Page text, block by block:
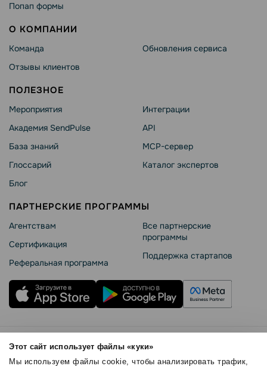
Этот сайт использует файлы «куки»
Мы используем файлы cookie, чтобы анализировать трафик,
Попап формы
О КОМПАНИИ
Команда
Отзывы клиентов
Обновления сервиса
ПОЛЕЗНОЕ
Мероприятия
Академия SendPulse
База знаний
Глоссарий
Блог
Интеграции
API
MCP-сервер
Каталог экспертов
ПАРТНЕРСКИЕ ПРОГРАММЫ
Агентствам
Сертификация
Реферальная программа
Все партнерские
программы
Поддержка стартапов
Правила использования
Безопасность SendPulse